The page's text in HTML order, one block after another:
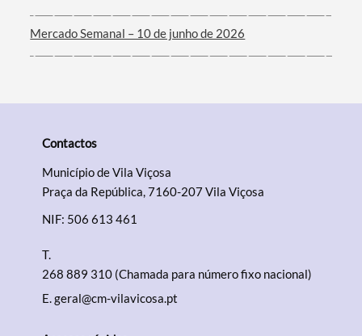
Mercado Semanal – 10 de junho de 2026
Contactos
Município de Vila Viçosa
Praça da República, 7160-207 Vila Viçosa
NIF: 506 613 461
T.
268 889 310 (Chamada para número fixo nacional)
E.geral@cm-vilavicosa.pt